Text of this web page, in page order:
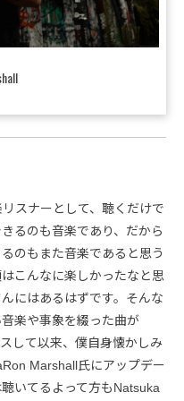
スナーとして、聴くだけで
るのも音楽であり、だから
のもまた音楽であると思う
こんなに楽しかったなと思
にはあるはずです。そんな
楽や事象を綴った曲が
して以来、僕自身懐かしみ
Marshall氏にアップデー
いてるよって方もNatsuka